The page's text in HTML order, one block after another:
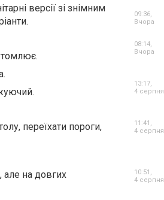
версії зі знімним
переїхати пороги,
на довгих
09:36,
Вчора
08:14,
Вчора
13:17,
4 серпня
11:41,
4 серпня
10:51,
4 серпня